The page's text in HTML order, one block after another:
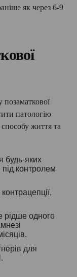
як через 6-9
патологію
життя та
будь-яких
контролем
рідше одного
для